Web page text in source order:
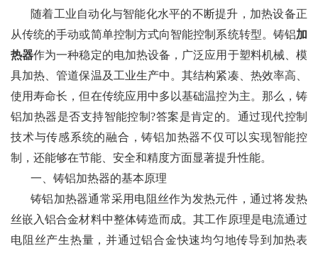
随着工业自动化与智能化水平的不断提升，加热设备正
从传统的手动或简单控制方式向智能控制系统转型。铸铝加
热器作为一种稳定的电加热设备，广泛应用于塑料机械、模
具加热、管道保温及工业生产中。其结构紧凑、热效率高、
使用寿命长，但在传统应用中多以基础温控为主。那么，铸
铝加热器是否支持智能控制?答案是肯定的。通过现代控制
技术与传感系统的融合，铸铝加热器不仅可以实现智能控
制，还能够在节能、安全和精度方面显著提升性能。
一、铸铝加热器的基本原理
铸铝加热器通常采用电阻丝作为发热元件，通过将发热
丝嵌入铝合金材料中整体铸造而成。其工作原理是电流通过
电阻丝产生热量，并通过铝合金快速均匀地传导到加热表